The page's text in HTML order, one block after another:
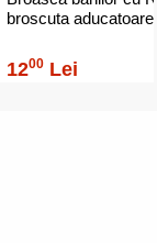
broscuta
1200Lei